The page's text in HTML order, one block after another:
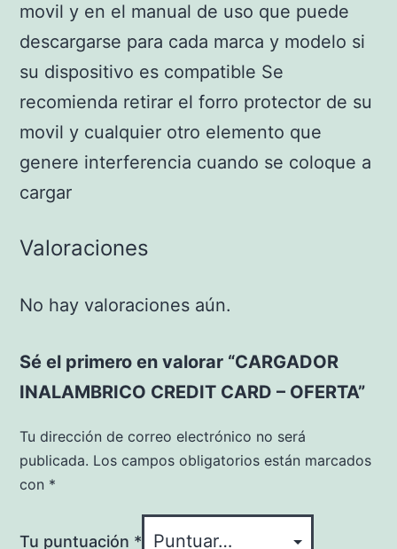
movil y en el manual de uso que puede
descargarse para cada marca y modelo si
su dispositivo es compatible Se
recomienda retirar el forro protector de su
movil y cualquier otro elemento que
genere interferencia cuando se coloque a
cargar
Valoraciones
No hay valoraciones aún.
Sé el primero en valorar “CARGADOR
INALAMBRICO CREDIT CARD – OFERTA”
Tu dirección de correo electrónico no será
publicada. Los campos obligatorios están marcados
con *
Tu puntuación *